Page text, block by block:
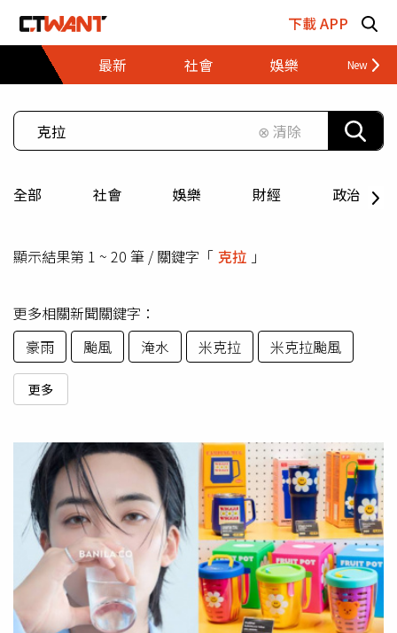
下載 APP
最新
社會 娛樂 財經
⊗ 清除
全部 社會 娛樂 財經 政治
顯示結果第 1 ~ 20 筆 / 關鍵字「 克拉 」
更多相關新聞關鍵字：
豪雨
颱風 淹水 米克拉 米克拉颱風
更多